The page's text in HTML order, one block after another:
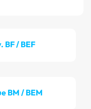
BF / BEF
BM / BEM